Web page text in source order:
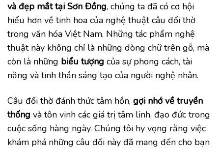
và đẹp mắt tại Sơn Đồng, chúng ta đã có cơ hội
hiểu hơn về tinh hoa của nghệ thuật câu đối thờ
trong văn hóa Việt Nam. Những tác phẩm nghệ
thuật này không chỉ là những dòng chữ trên gỗ, mà
còn là những biểu tượng của sự phong cách, tài
năng và tinh thần sáng tạo của người nghệ nhân.
Câu đối thờ đánh thức tâm hồn, gợi nhớ về truyền
thống và tôn vinh các giá trị tâm linh, đạo đức trong
cuộc sống hàng ngày. Chúng tôi hy vọng rằng việc
khám phá những câu đối này đã mang đến cho bạn